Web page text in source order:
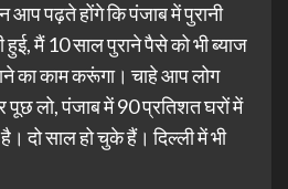
आप पढ़ते होंगे कि पंजाब में पुरानी
हुई, मैं 10 साल पुराने पैसे को भी ब्याज
का काम करूंगा। चाहे आप लोग
पूछ लो, पंजाब में 90 प्रतिशत घरों में
दो साल हो चुके हैं। दिल्ली में भी